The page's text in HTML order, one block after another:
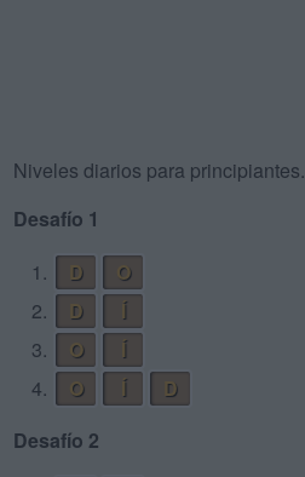
Niveles diarios para principiantes.
Desafío 1
1.
D
O
2.
D
Í
3.
O
Í
4.
O Í
D
Desafío 2